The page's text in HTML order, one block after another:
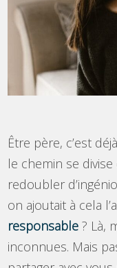
Être père, c’est
le chemin se
redoubler
on ajoutait à cela
responsable ? Là,
inconnues. Mais